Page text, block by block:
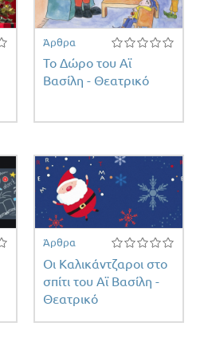
Άρθρα
Το Δώρο του Αϊ
Βασίλη - Θεατρικό
Άρθρα
Οι Καλικάντζαροι στο
σπίτι του Αϊ Βασίλη -
Θεατρικό